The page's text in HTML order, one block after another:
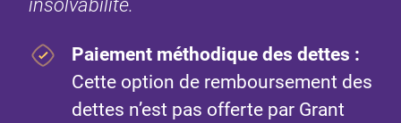
insolvabilité.
Paiement méthodique des dettes :
Cette option de remboursement des
dettes n’est pas offerte par Grant